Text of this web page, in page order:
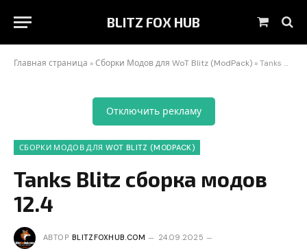
BLITZ FOX HUB Корзина
Главная страница »Сборки Модов для WoT Blitz (ModPack) »Tanks Blitz сборка модов 12.4
Отключить рекламу
СБОРКИ МОДОВ ДЛЯ WOT BLITZ (MODPACK)
Tanks Blitz сборка модов
12.4
АВТОР BLITZFOXHUB.COM 24.09.2025